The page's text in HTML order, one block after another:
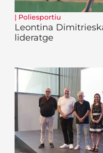
| Poliesportiu
Leontina
lideratge